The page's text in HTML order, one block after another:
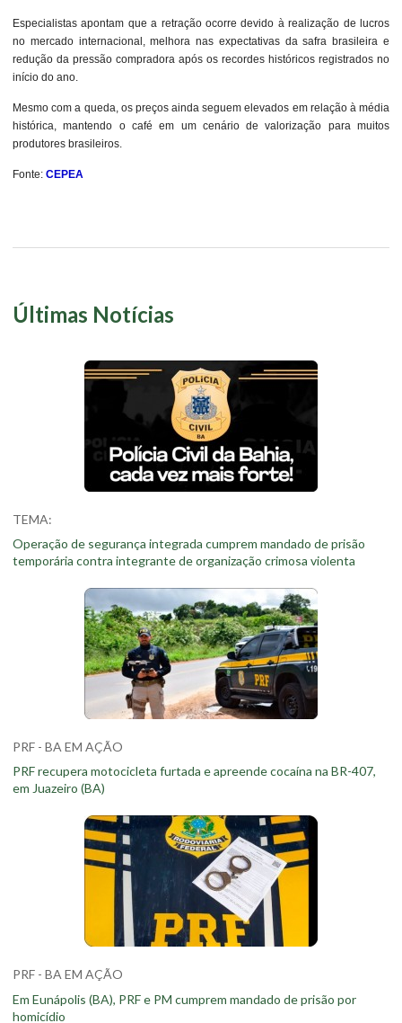
Especialistas apontam que a retração ocorre devido à realização de lucros
no mercado internacional, melhora nas expectativas da safra brasileira e
redução da pressão compradora após os recordes históricos registrados no
início do ano.
Mesmo com a queda, os preços ainda seguem elevados em relação à média
histórica, mantendo o café em um cenário de valorização para muitos
produtores brasileiros.
Fonte: CEPEA
Últimas Notícias
TEMA:
Operação de segurança integrada cumprem mandado de prisão
temporária contra integrante de organização crimosa violenta
PRF - BA EM AÇÃO
PRF recupera motocicleta furtada e apreende cocaína na BR-407,
em Juazeiro (BA)
PRF - BA EM AÇÃO
Em Eunápolis (BA), PRF e PM cumprem mandado de prisão por
homicídio